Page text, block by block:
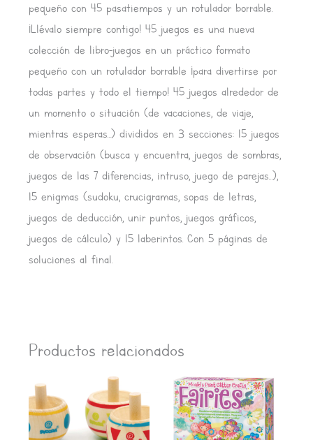
pequeño con 45 pasatiempos y un rotulador borrable.
¡Llévalo siempre contigo! 45 juegos es una nueva
colección de libro-juegos en un práctico formato
pequeño con un rotulador borrable ¡para divertirse por
todas partes y todo el tiempo! 45 juegos alrededor de
un momento o situación (de vacaciones, de viaje,
mientras esperas…) divididos en 3 secciones: 15 juegos
de observación (busca y encuentra, juegos de sombras,
juegos de las 7 diferencias, intruso, juego de parejas…),
15 enigmas (sudoku, crucigramas, sopas de letras,
juegos de deducción, unir puntos, juegos gráficos,
juegos de cálculo) y 15 laberintos. Con 5 páginas de
soluciones al final.
Productos relacionados